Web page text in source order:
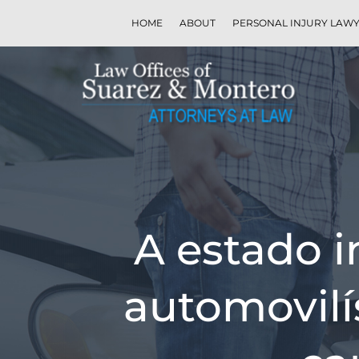
HOME ABOUT PERSONAL INJURY
A estado